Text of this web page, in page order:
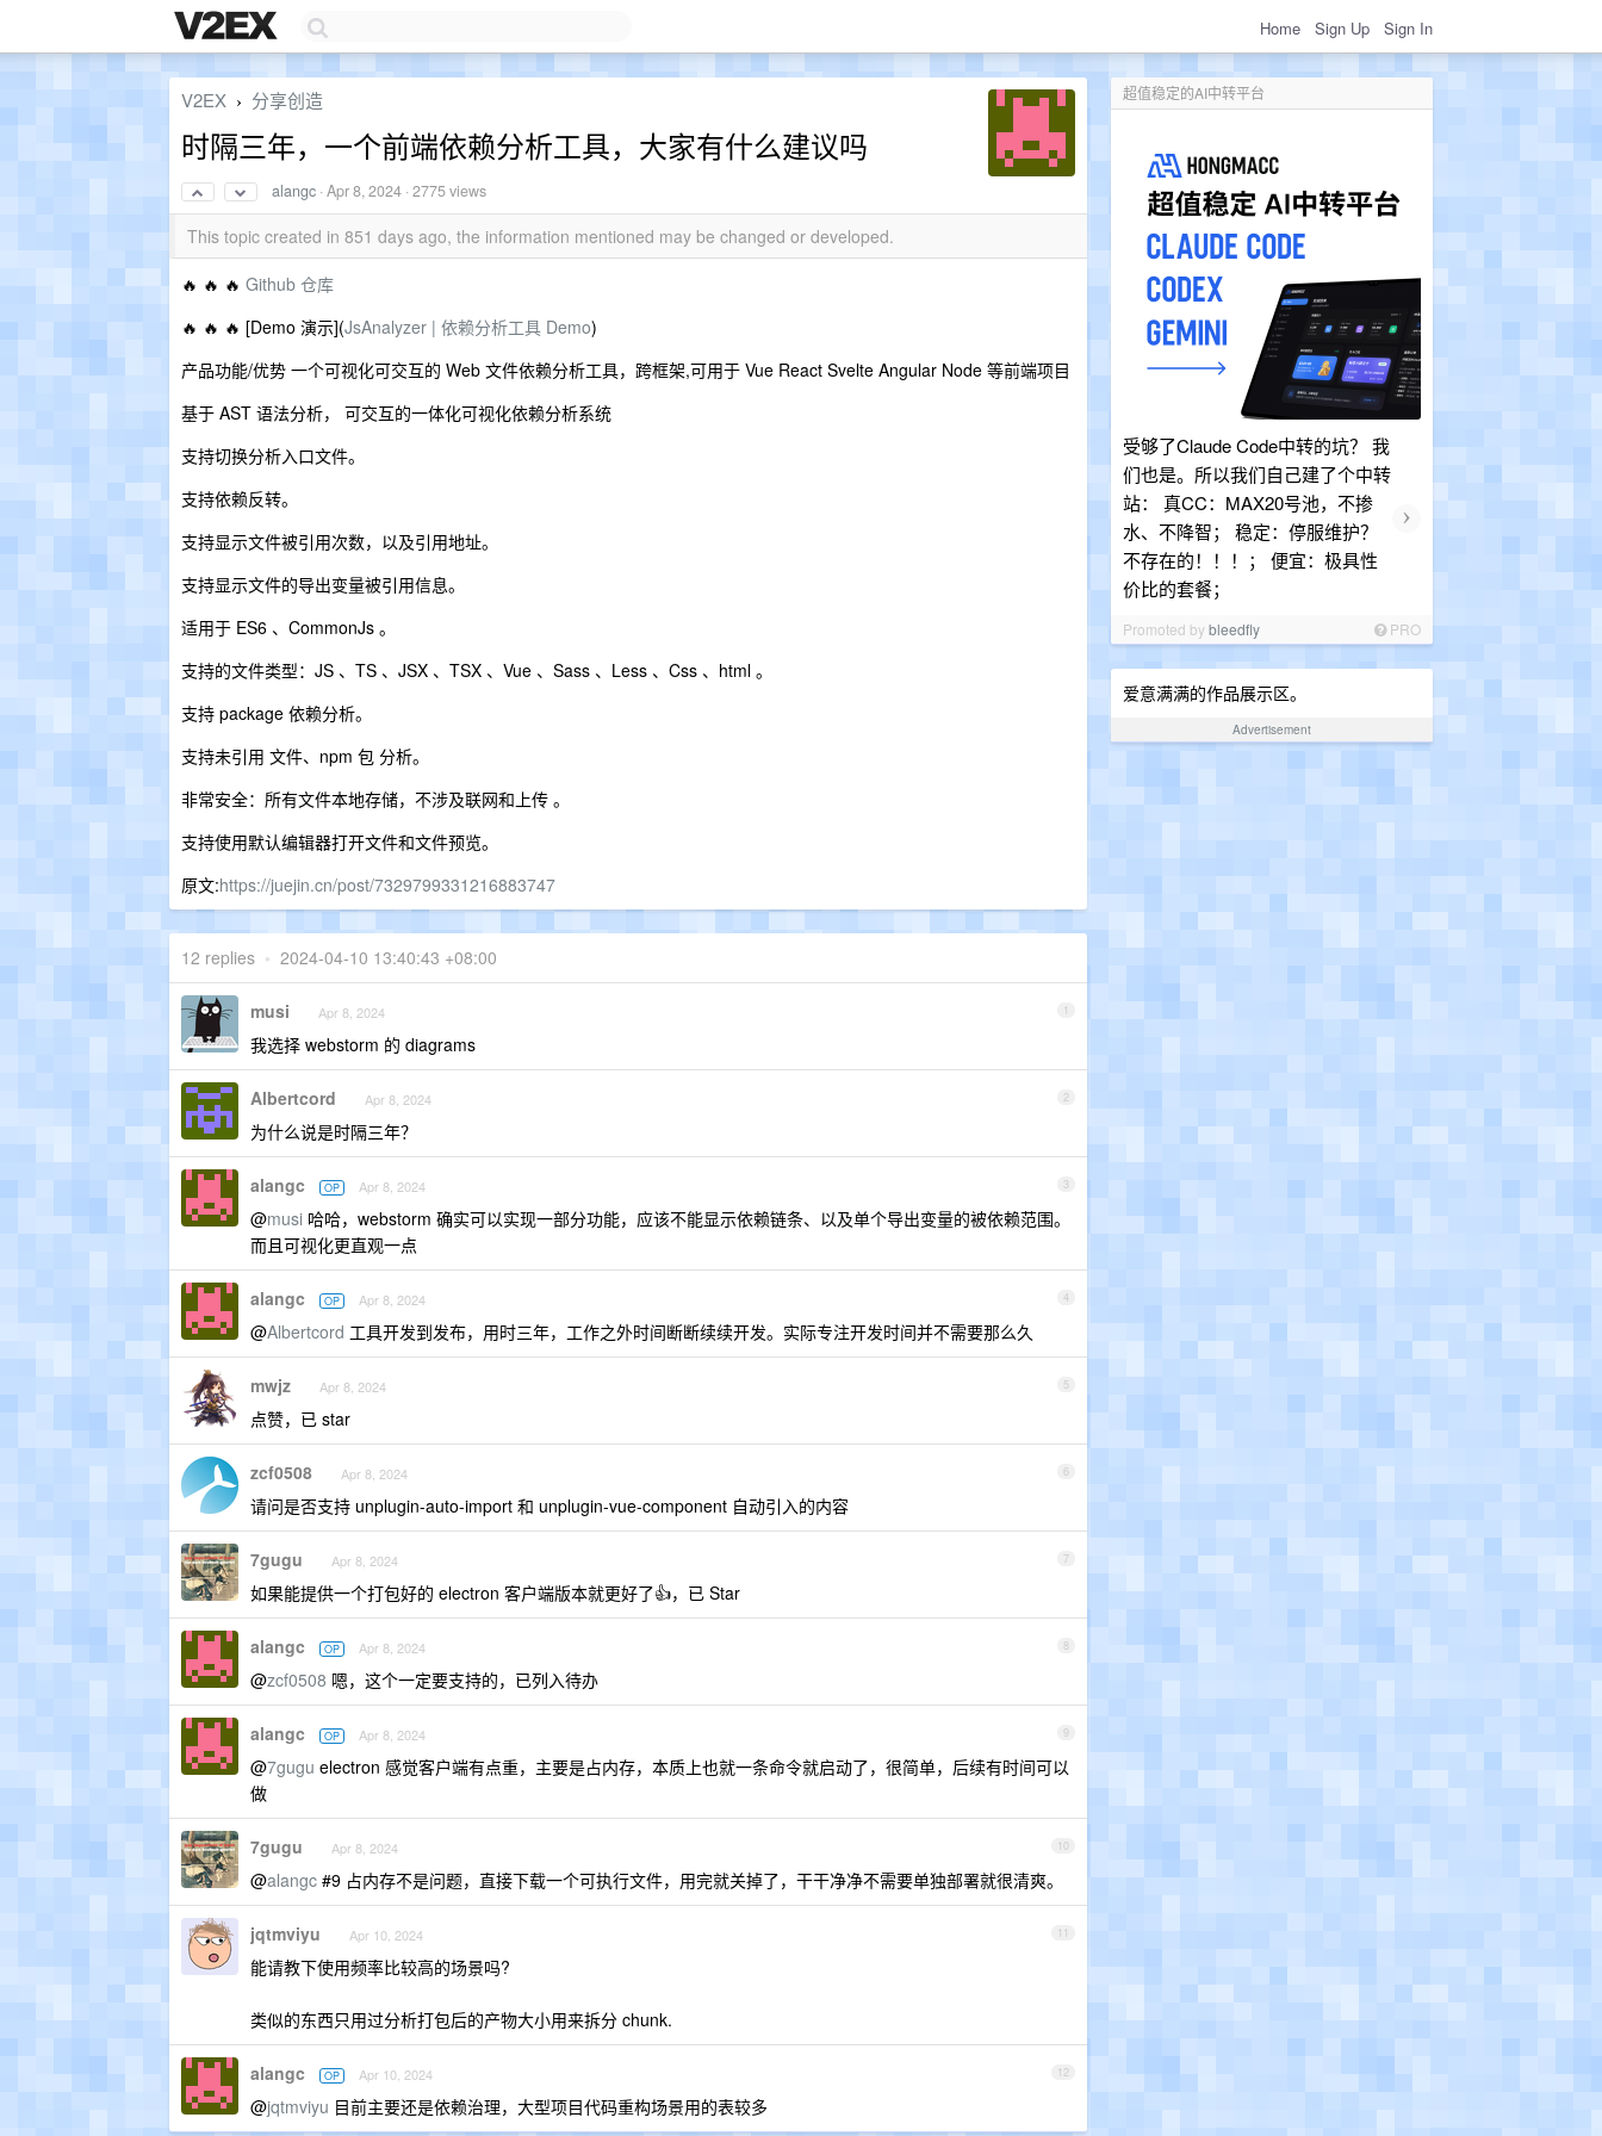
Home Sign Up Sign In
超值稳定的AI中转平台
受够了Claude Code中转的坑？ 我
们也是。所以我们自己建了个中转
站： 真CC：MAX20号池，不掺
水、不降智； 稳定：停服维护？
不存在的！！！； 便宜：极具性
价比的套餐；
›
Promoted bybleedfly PRO
爱意满满的作品展示区。
Advertisement
V2EX › 分享创造
时隔三年，一个前端依赖分析工具，大家有什么建议吗
alangc ·Apr 8, 2024 · 2775 views
This topic created in 851 days ago, the information mentioned may be changed or developed.
🔥 🔥 🔥 Github 仓库
🔥 🔥 🔥 [Demo 演示](JsAnalyzer | 依赖分析工具 Demo)
产品功能/优势 一个可视化可交互的 Web 文件依赖分析工具，跨框架,可用于 Vue React Svelte Angular Node 等前端项目
基于 AST 语法分析， 可交互的一体化可视化依赖分析系统
支持切换分析入口文件。
支持依赖反转。
支持显示文件被引用次数，以及引用地址。
支持显示文件的导出变量被引用信息。
适用于 ES6 、CommonJs 。
支持的文件类型：JS 、TS 、JSX 、TSX 、Vue 、Sass 、Less 、Css 、html 。
支持 package 依赖分析。
支持未引用 文件、npm 包 分析。
非常安全：所有文件本地存储，不涉及联网和上传 。
支持使用默认编辑器打开文件和文件预览。
原文:https://juejin.cn/post/7329799331216883747
12 replies • 2024-04-10 13:40:43 +08:00
1
musi Apr 8, 2024
我选择 webstorm 的 diagrams
2
Albertcord Apr 8, 2024
为什么说是时隔三年？
3
alangc OP Apr 8, 2024
@musi 哈哈，webstorm 确实可以实现一部分功能，应该不能显示依赖链条、以及单个导出变量的被依赖范围。
而且可视化更直观一点
4
alangc OP Apr 8, 2024
@Albertcord 工具开发到发布，用时三年，工作之外时间断断续续开发。实际专注开发时间并不需要那么久
5
mwjz Apr 8, 2024
点赞，已 star
6
zcf0508 Apr 8, 2024
请问是否支持 unplugin-auto-import 和 unplugin-vue-component 自动引入的内容
7
7gugu Apr 8, 2024
如果能提供一个打包好的 electron 客户端版本就更好了👍，已 Star
8
alangc OP Apr 8, 2024
@zcf0508 嗯，这个一定要支持的，已列入待办
9
alangc OP Apr 8, 2024
@7gugu electron 感觉客户端有点重，主要是占内存，本质上也就一条命令就启动了，很简单，后续有时间可以
做
10
7gugu Apr 8, 2024
@alangc #9 占内存不是问题，直接下载一个可执行文件，用完就关掉了，干干净净不需要单独部署就很清爽。
11
jqtmviyu Apr 10, 2024
能请教下使用频率比较高的场景吗?
类似的东西只用过分析打包后的产物大小用来拆分 chunk.
12
alangc OP Apr 10, 2024
@jqtmviyu 目前主要还是依赖治理，大型项目代码重构场景用的表较多